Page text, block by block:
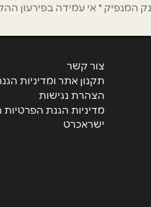
* אי עמידה בפירעון
צור קשר
תקנון אתר ומדיניות
הצהרת נגישות
מדיניות הגנת
ישראכרט